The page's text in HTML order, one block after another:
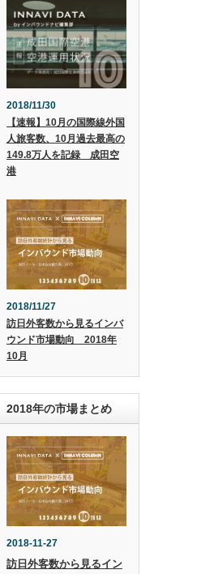
2018/11/30
【速報】10月の国際線外国
人旅客数、10月過去最高の
149.8万人を記録 成田空
港
2018/11/27
訪日外客数から見るインバ
ウンド市場動向 2018年
10月
2018年の市場まとめ
2018-11-27
訪日外客数から見るイン